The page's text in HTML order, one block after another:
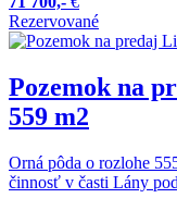
Rezervované
Pozemok na
559 m2
Orná pôda o rozlohe
činnosť v časti Lány